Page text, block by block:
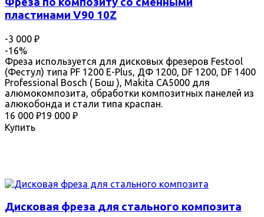
пластинами V90 10Z
-3 000 ₽
-16%
Фреза используется для дисковых фрезеров Festool
(Фестул) типа PF 1200 E-Plus, ДФ 1200, DF 1200, DF 1400
Professional Bosch ( Бош ), Makita CA5000 для
алюмокомпозита, обработки композитных панелей из
алюкобонда и стали типа краспан.
16 000 ₽19 000 ₽
Купить
Дисковая фреза для стального композита